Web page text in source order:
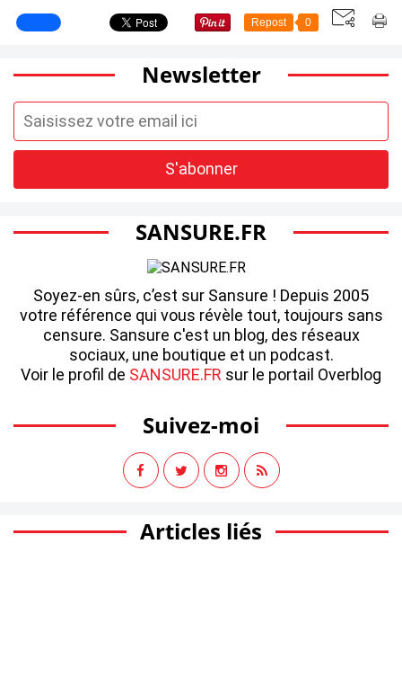
Repost 0
Newsletter
SANSURE.FR
Soyez-en sûrs, c’est sur Sansure ! Depuis 2005
votre référence qui vous révèle tout, toujours sans
censure. Sansure c'est un blog, des réseaux
sociaux, une boutique et un podcast.
Voir le profil de SANSURE.FR sur le portail Overblog
Suivez-moi
Articles liés